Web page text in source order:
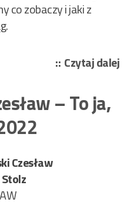
co zobaczy i jaki z
Czytaj dalej
– To ja,
Czesław